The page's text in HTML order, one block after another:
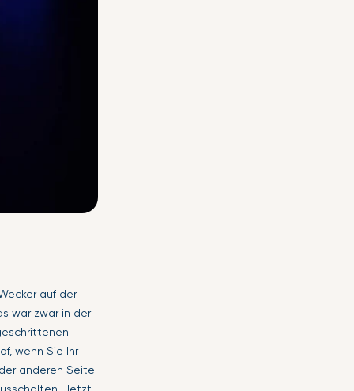
auf der
war zwar in der
wenn Sie Ihr
anderen Seite